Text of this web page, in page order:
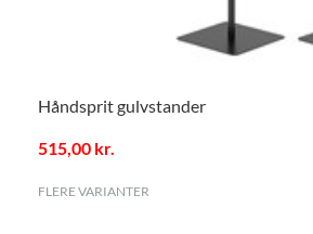
Håndsprit gulvstander
515,00 kr.
FLERE VARIANTER